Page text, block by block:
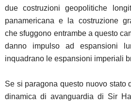
due costruzioni geopolitiche
panamericana e la costruzione
che sfuggono entrambe a questo
danno impulso ad espansioni
inquadrano le espansioni imperiali
Se si paragona questo nuovo
dinamica di avanguardia di Sir